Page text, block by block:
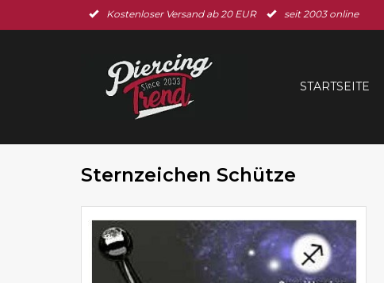
Kostenloser Versand ab 20 EUR seit 2003 online
STARTSEITE
Sternzeichen Schütze